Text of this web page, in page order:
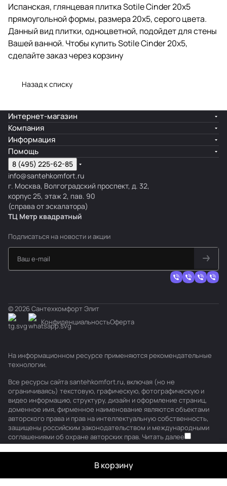
Испанская, глянцевая плитка Sotile Cinder 20х5
прямоугольной формы, размера 20x5, серого цвета.
Данный вид плитки, одноцветной, подойдет для стены
Вашей ванной. Чтобы купить Sotile Cinder 20х5,
сделайте заказ через корзину
Назад к списку
В корзину
Интернет-магазин
Компания
Информация
Помощь
8 (495) 225-62-85
info@santehkomfort.ru
г. Москва, Волгоградский проспект, д. 32,
корпус 25, этаж 2, пав. 90
(справа от эскалатора)
ТЦ Метр квадратный
Подписаться на новости и акции
© 2026 Сантехкомфорт Элит
КонфиденциальностьОферта
На информационном ресурсе применяются рекомендательные
технологии.
Все ресурсы сайта santehkomfort.ru, включая (но не
ограничиваясь) текстовую, графическую, фотографическую и
видео информацию, структуру, дизайн и оформление страниц,
доменное имя, фирменное наименование являются объектами
авторского права и прав на интеллектуальную собственность,
защищены российским законодательством и международными
соглашениями об охране авторских прав. Читать далее